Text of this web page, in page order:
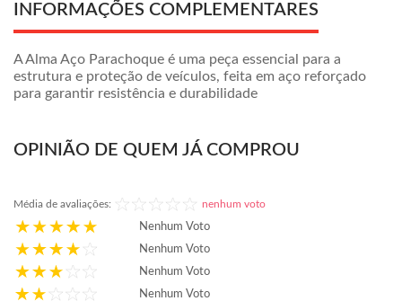
INFORMAÇÕES COMPLEMENTARES
A Alma Aço Parachoque é uma peça essencial para a
estrutura e proteção de veículos, feita em aço reforçado
para garantir resistência e durabilidade
OPINIÃO DE QUEM JÁ COMPROU
Média de avaliações: nenhum voto
Nenhum Voto
Nenhum Voto
Nenhum Voto
Nenhum Voto